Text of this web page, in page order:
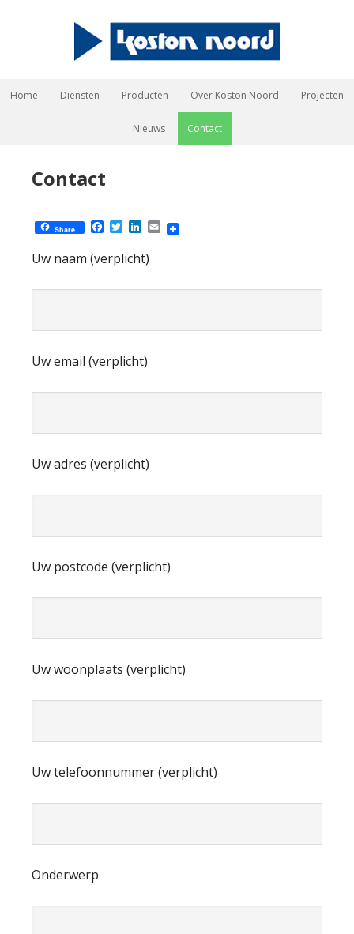
Home Diensten Producten Over Koston Noord Projecten
Nieuws Contact
Contact
Share Facebook
TwitterLinkedIn
Email
Uw naam (verplicht)
Uw email (verplicht)
Uw adres (verplicht)
Uw postcode (verplicht)
Uw woonplaats (verplicht)
Uw telefoonnummer (verplicht)
Onderwerp